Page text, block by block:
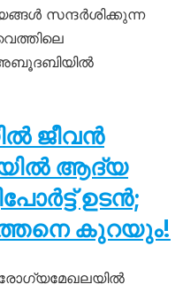
സന്ദർശിക്കുന്ന
ജീവൻ
ആദ്യ
ഉടൻ;
കുറയും!